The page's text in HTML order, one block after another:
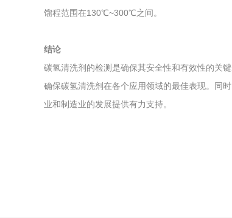
馏程范围在130℃~300℃之间。
结论
碳氢清洗剂的检测是确保其安全性和有效性的关
确保碳氢清洗剂在各个应用领域的最佳表现。同
业和制造业的发展提供有力支持。